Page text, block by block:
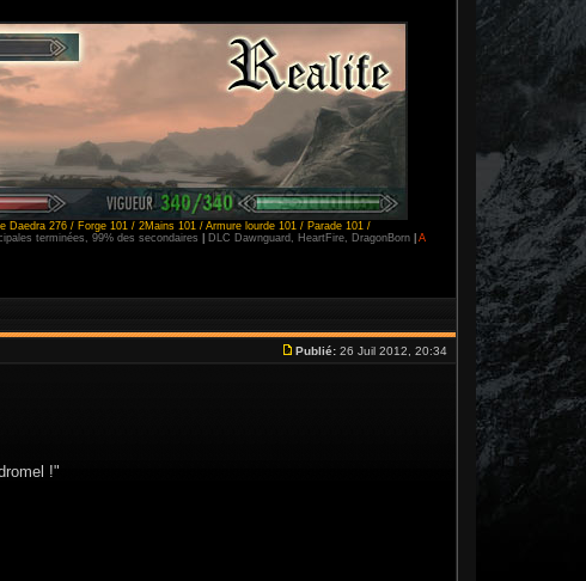
Daedra 276 / Forge 101 / 2Mains 101 / Armure lourde 101 / Parade 101 /
terminées, 99% des secondaires DLC Dawnguard, HeartFire, DragonBorn
A
Publié: 26 Juil 2012, 20:34
!"